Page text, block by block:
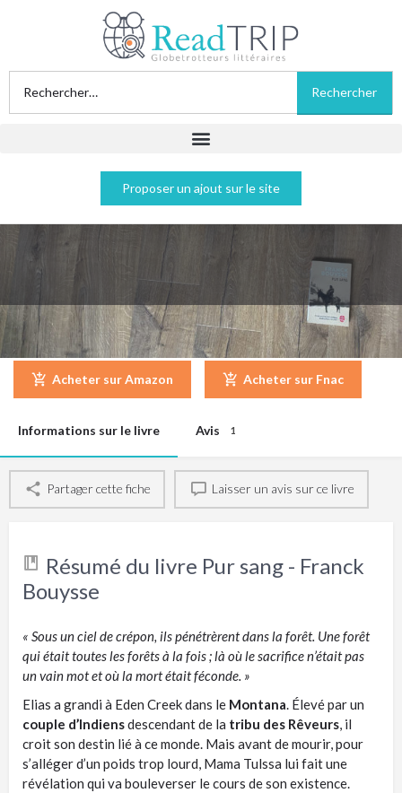
Proposer un ajout sur le site
Pur sang - Franck Bouysse
Acheter sur Amazon Acheter sur Fnac
Informations sur le livre Avis 1
Partager cette fiche Laisser un avis sur ce livre
Résumé du livre Pur sang - Franck
Bouysse
« Sous un ciel de crépon, ils pénétrèrent dans la forêt. Une forêt
qui était toutes les forêts à la fois ; là où le sacrifice n’était pas
un vain mot et où la mort était féconde. »
Elias a grandi à Eden Creek dans le Montana . Élevé par un
couple d’Indiensdescendant de la tribu des Rêveurs , il
croit son destin lié à ce monde. Mais avant de mourir, pour
s’alléger d’un poids trop lourd, Mama Tulssa lui fait une
révélation qui va bouleverser le cours de son existence.